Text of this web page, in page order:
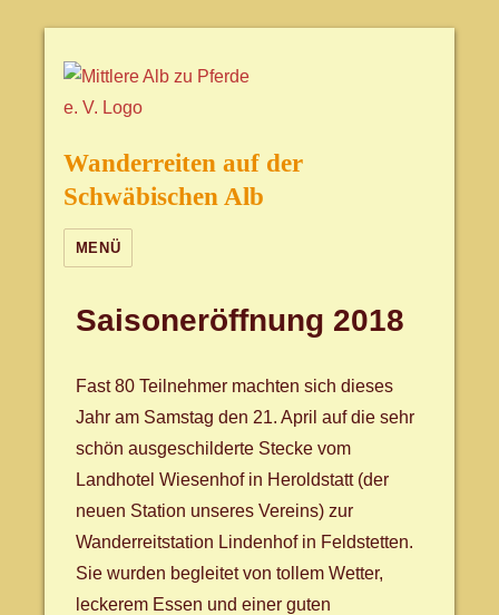
Wanderreiten auf der
Schwäbischen Alb
MENÜ
Saisoneröffnung 2018
Fast 80 Teilnehmer machten sich dieses
Jahr am Samstag den 21. April auf die sehr
schön ausgeschilderte Stecke vom
Landhotel Wiesenhof in Heroldstatt (der
neuen Station unseres Vereins) zur
Wanderreitstation Lindenhof in Feldstetten.
Sie wurden begleitet von tollem Wetter,
leckerem Essen und einer guten